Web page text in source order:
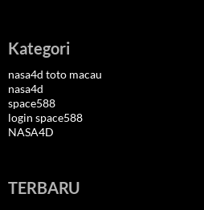
Kategori
nasa4d toto macau
nasa4d
space588
login space588
NASA4D
TERBARU